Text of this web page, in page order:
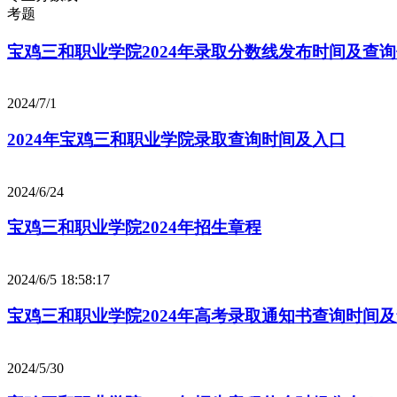
考题
宝鸡三和职业学院2024年录取分数线发布时间及查
2024/7/1
2024年宝鸡三和职业学院录取查询时间及入口
2024/6/24
宝鸡三和职业学院2024年招生章程
2024/6/5 18:58:17
宝鸡三和职业学院2024年高考录取通知书查询时间
2024/5/30